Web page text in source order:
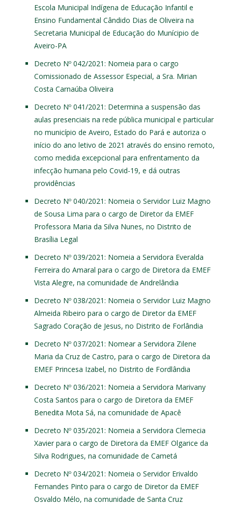
Escola Municipal Indígena de Educação Infantil e
Ensino Fundamental Cândido Dias de Oliveira na
Secretaria Municipal de Educação do Munícipio de
Aveiro-PA
Decreto Nº 042/2021: Nomeia para o cargo
Comissionado de Assessor Especial, a Sra. Mirian
Costa Carnaúba Oliveira
Decreto Nº 041/2021: Determina a suspensão das
aulas presenciais na rede pública municipal e particular
no município de Aveiro, Estado do Pará e autoriza o
início do ano letivo de 2021 através do ensino remoto,
como medida excepcional para enfrentamento da
infecção humana pelo Covid-19, e dá outras
providências
Decreto Nº 040/2021: Nomeia o Servidor Luiz Magno
de Sousa Lima para o cargo de Diretor da EMEF
Professora Maria da Silva Nunes, no Distrito de
Brasília Legal
Decreto Nº 039/2021: Nomeia a Servidora Everalda
Ferreira do Amaral para o cargo de Diretora da EMEF
Vista Alegre, na comunidade de Andrelândia
Decreto Nº 038/2021: Nomeia o Servidor Luiz Magno
Almeida Ribeiro para o cargo de Diretor da EMEF
Sagrado Coração de Jesus, no Distrito de Forlândia
Decreto Nº 037/2021: Nomear a Servidora Zilene
Maria da Cruz de Castro, para o cargo de Diretora da
EMEF Princesa Izabel, no Distrito de Fordlândia
Decreto Nº 036/2021: Nomeia a Servidora Marivany
Costa Santos para o cargo de Diretora da EMEF
Benedita Mota Sá, na comunidade de Apacê
Decreto Nº 035/2021: Nomeia a Servidora Clemecia
Xavier para o cargo de Diretora da EMEF Olgarice da
Silva Rodrigues, na comunidade de Cametá
Decreto Nº 034/2021: Nomeia o Servidor Erivaldo
Fernandes Pinto para o cargo de Diretor da EMEF
Osvaldo Mélo, na comunidade de Santa Cruz